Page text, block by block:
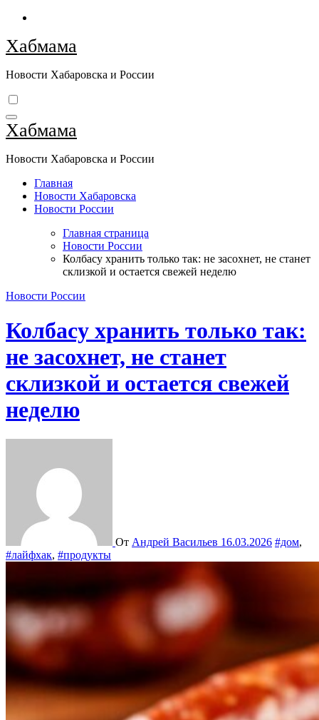
Перейти
содержимому
Хабмама
Новости Хабаровска и России
Хабмама
Новости Хабаровска и России
Главная
Новости Хабаровска
Новости России
Главная страница
Новости России
Колбасу хранить только так: не засохнет, не станет
склизкой и остается свежей неделю
Новости России
Колбасу хранить только так:
не засохнет, не станет
склизкой и остается свежей
неделю
От Андрей Васильев 16.03.2026 #дом,
#лайфхак, #продукты